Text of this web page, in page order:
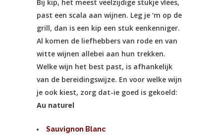
Bij kip, het meest veelzijdige stukje vlees,
past een scala aan wijnen. Leg je ‘m op de
grill, dan is een kip een stuk eenkenniger.
Al komen de liefhebbers van rode en van
witte wijnen allebei aan hun trekken.
Welke wijn het best past, is afhankelijk
van de bereidingswijze. En voor welke wijn
je ook kiest, zorg dat-ie goed is gekoeld:
Au naturel
Sauvignon Blanc